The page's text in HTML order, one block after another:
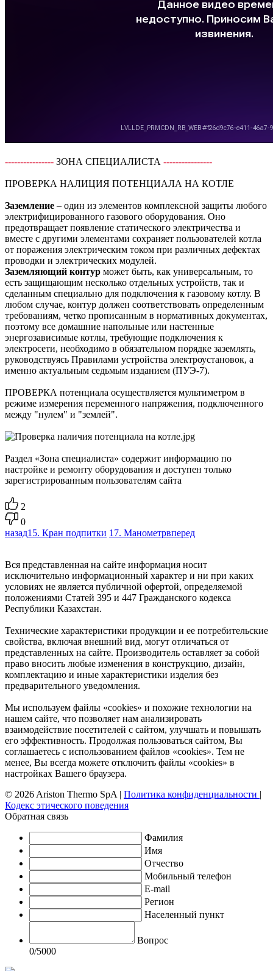
---------------- ЗОНА СПЕЦИАЛИСТА ----------------
ПРОВЕРКА НАЛИЦИЯ ПОТЕНЦИАЛА НА КОТЛЕ
Заземление – один из элементов комплексной защиты любого
электрифицированного газового оборудования. Оно
предотвращает появление статического электричества и
вместе с другими элементами сохраняет пользователей котла
от поражения электрическим током при различных дефектах
проводки и электрических модулей.
Заземляющий контур может быть, как универсальным, то
есть защищающим несколько отдельных устройств, так и
сделанным специально для подключения к газовому котлу. В
любом случае, контур должен соответствовать определенным
требованиям, четко прописанным в нормативных документах,
поэтому все домашние напольные или настенные
энергозависимые котлы, требующие подключения к
электросети, необходимо в обязательном порядке заземлять,
руководствуясь Правилами устройства электроустановок, а
именно актуальным седьмым изданием (ПУЭ-7).
ПРОВЕРКА потенциала осуществляется мультиметром в
режиме измерения переменного напряжения, подключенного
между "нулем" и "землей".
Раздел «Зона специалиста» содержит информацию по
настройке и ремонту оборудования и доступен только
зарегистрированным пользователям сайта
2
0
назад15. Кран подпитки 17. Манометрвперед
Вся представленная на сайте информация носит
исключительно информационный характер и ни при каких
условиях не является публичной офертой, определяемой
положениями Статей 395 и 447 Гражданского кодекса
Республики Казахстан.
Технические характеристики продукции и ее потребительские
свойства, включая внешний вид, могут отличаться от
представленных на сайте. Производитель оставляет за собой
право вносить любые изменения в конструкцию, дизайн,
комплектацию и иные характеристики изделия без
предварительного уведомления.
Мы используем файлы «cookies» и похожие технологии на
нашем сайте, что позволяет нам анализировать
взаимодействие посетителей с сайтом, улучшать и повышать
его эффективность. Продолжая пользоваться сайтом, Вы
соглашаетесь с использованием файлов «cookies». Тем не
менее, Вы всегда можете отключить файлы «cookies» в
настройках Вашего браузера.
© 2026 Ariston Thermo SpA | Политика конфиденциальности |
Кодекс этического поведения
Обратная связь
Фамилия
Имя
Отчество
Мобильный телефон
E-mail
Регион
Населенный пункт
Вопрос
0/5000